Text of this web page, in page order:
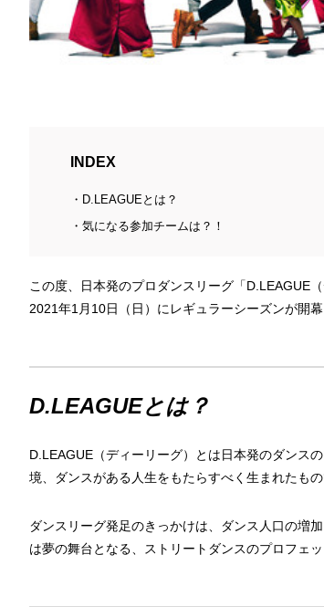
INDEX
D.LEAGUEとは？
気になる参加チームは？！
この度、日本発のプロダンスリーグ「D.LEAGUE
2021年1月10日（日）にレギュラーシーズンが開
D.LEAGUEとは？
D.LEAGUE（ディーリーグ）とは日本発のダンス
境、ダンスがある人生をもたらすべく生まれたもの
ダンスリーグ発足のきっかけは、ダンス人口の増
は夢の舞台となる、ストリートダンスのプロフェ